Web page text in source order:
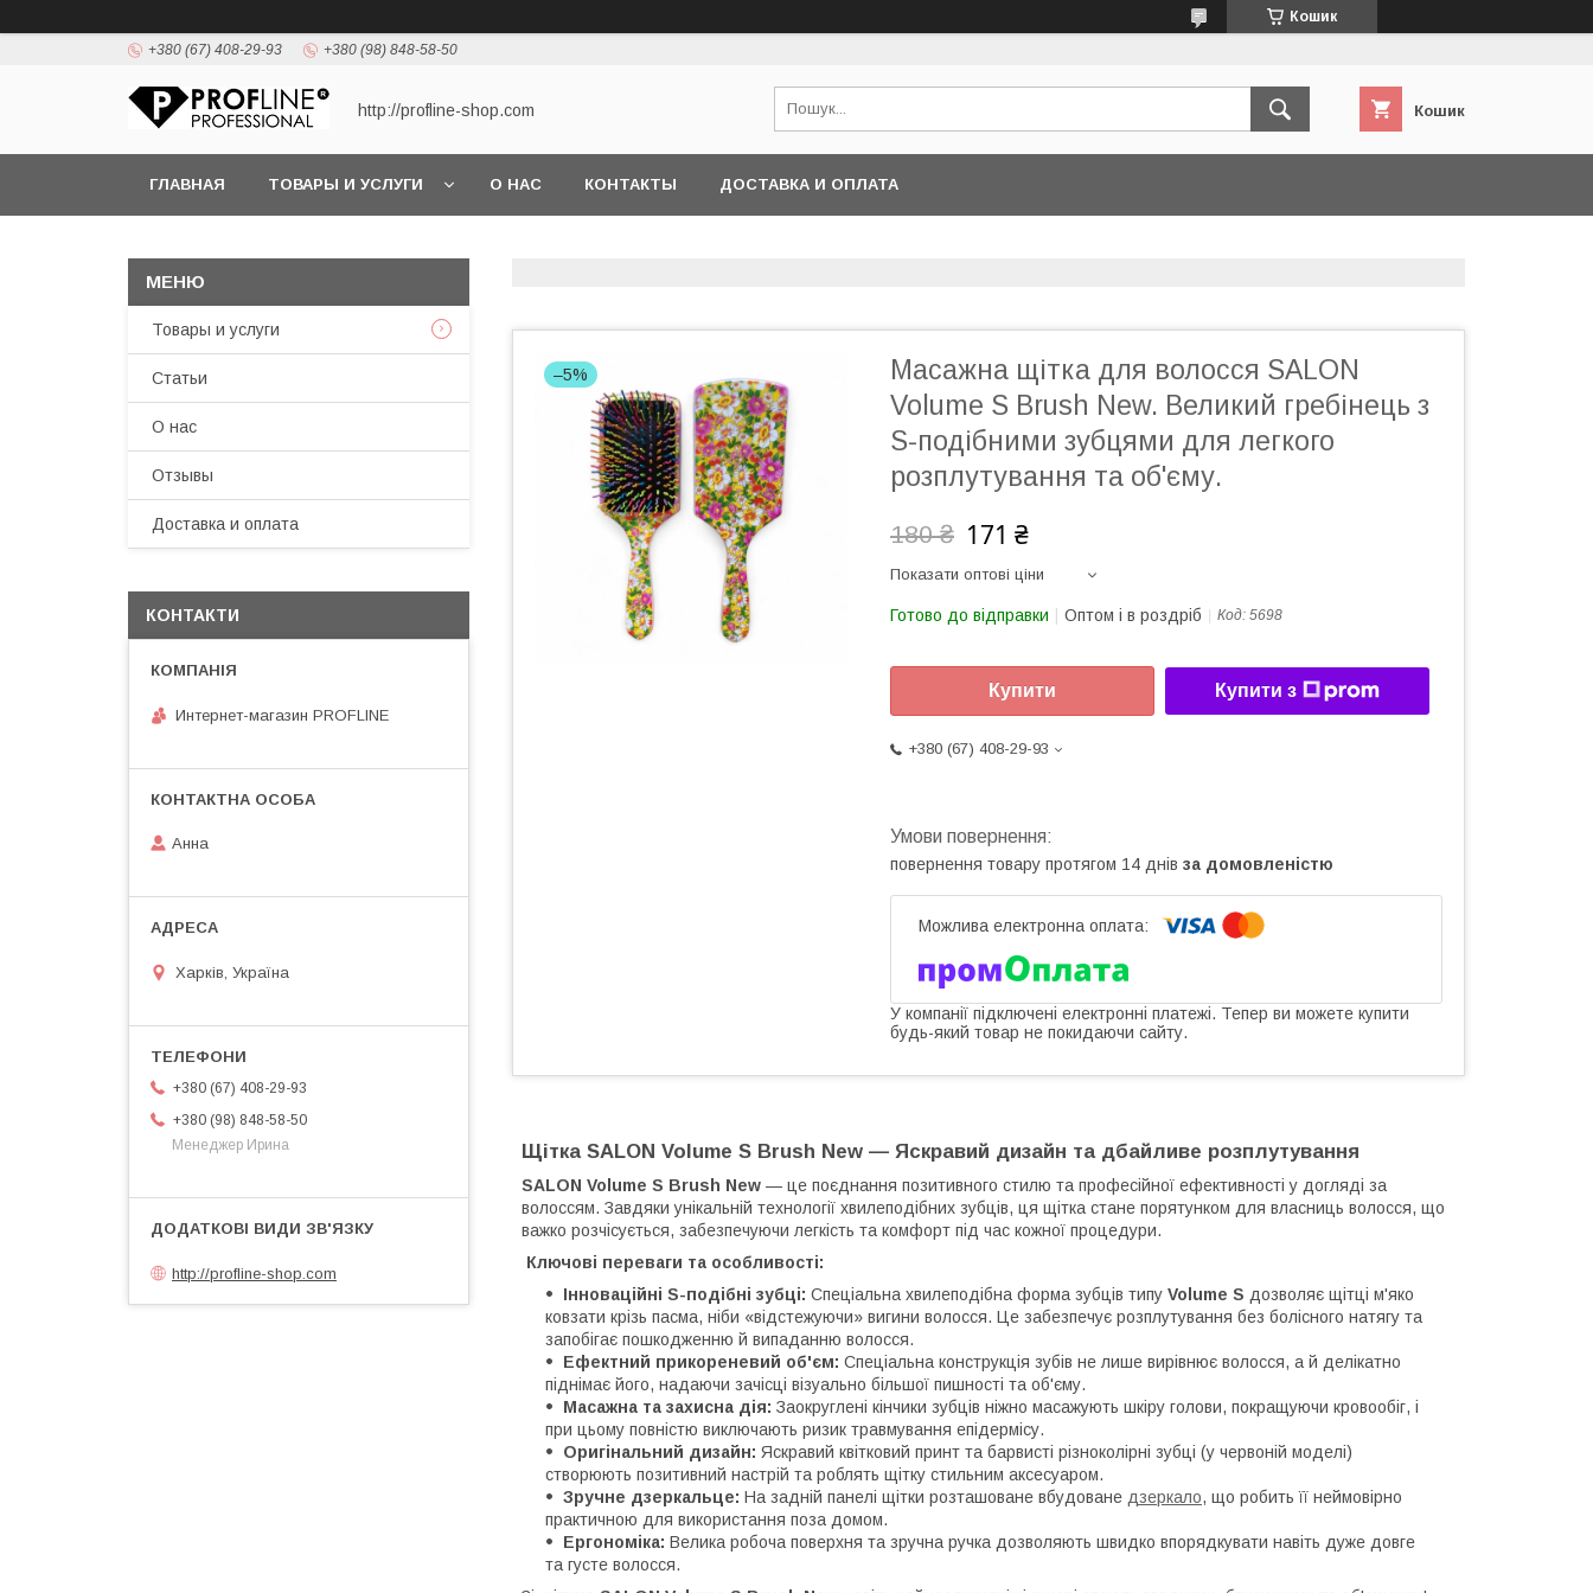
Кошик
+380 (67) 408-29-93 +380 (98) 848-58-50
http://profline-shop.com Кошик
ГЛАВНАЯ ТОВАРЫ И УСЛУГИ О НАС КОНТАКТЫ ДОСТАВКА И ОПЛАТА
–5%
Масажна щітка для волосся SALON
Volume S Brush New. Великий гребінець з
S-подібними зубцями для легкого
розплутування та об'єму.
180 ₴ 171 ₴
Показати оптові ціни
Готово до відправки Оптом і в роздріб Код: 5698
Купити Купити з
+380 (67) 408-29-93
повернення товару протягом 14 днів за домовленістю
У компанії підключені електронні платежі. Тепер ви можете купити
будь-який товар не покидаючи сайту.
Щітка SALON Volume S Brush New — Яскравий дизайн та дбайливе розплутування
SALON Volume S Brush New — це поєднання позитивного стилю та професійної ефективності у догляді за
волоссям. Завдяки унікальній технології хвилеподібних зубців, ця щітка стане порятунком для власниць волосся, що
важко розчісується, забезпечуючи легкість та комфорт під час кожної процедури.
Ключові переваги та особливості:
Інноваційні S-подібні зубці: Спеціальна хвилеподібна форма зубців типу Volume S дозволяє щітці м'яко
ковзати крізь пасма, ніби «відстежуючи» вигини волосся. Це забезпечує розплутування без болісного натягу та
запобігає пошкодженню й випаданню волосся.
Ефектний прикореневий об'єм: Спеціальна конструкція зубів не лише вирівнює волосся, а й делікатно
піднімає його, надаючи зачісці візуально більшої пишності та об'єму.
Масажна та захисна дія: Заокруглені кінчики зубців ніжно масажують шкіру голови, покращуючи кровообіг, і
при цьому повністю виключають ризик травмування епідермісу.
Оригінальний дизайн: Яскравий квітковий принт та барвисті різноколірні зубці (у червоній моделі)
створюють позитивний настрій та роблять щітку стильним аксесуаром.
Зручне дзеркальце: На задній панелі щітки розташоване вбудоване дзеркало, що робить її неймовірно
практичною для використання поза домом.
Ергономіка: Велика робоча поверхня та зручна ручка дозволяють швидко впорядкувати навіть дуже довге
та густе волосся.
Товары и услуги
Статьи
О нас
Отзывы
Доставка и оплата
КОНТАКТИ
Интернет-магазин PROFLINE
Анна
Харків, Україна
+380 (67) 408-29-93
+380 (98) 848-58-50
Менеджер Ирина
http://profline-shop.com